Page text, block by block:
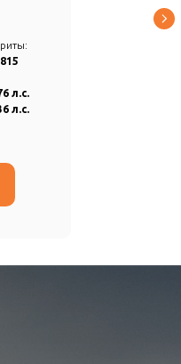
л.с.
л.с.